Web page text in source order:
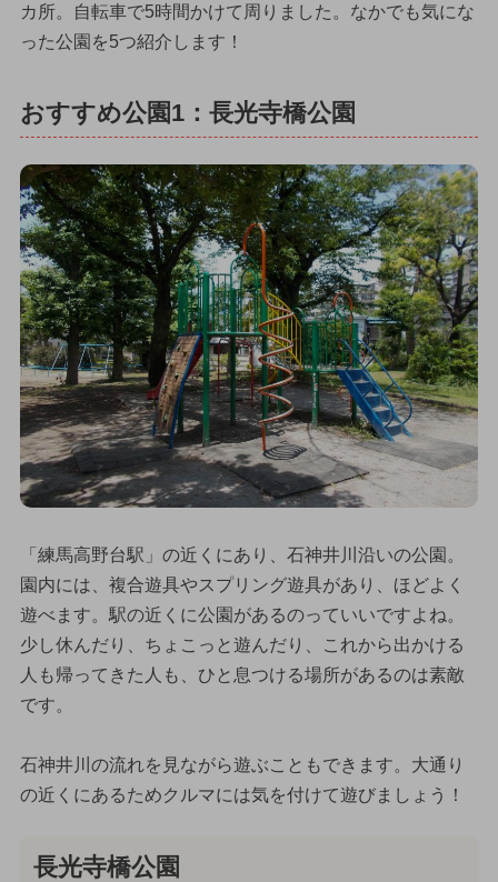
カ所。自転車で5時間かけて周りました。なかでも気にな
った公園を5つ紹介します！
おすすめ公園1：長光寺橋公園
「練馬高野台駅」の近くにあり、石神井川沿いの公園。
園内には、複合遊具やスプリング遊具があり、ほどよく
遊べます。駅の近くに公園があるのっていいですよね。
少し休んだり、ちょこっと遊んだり、これから出かける
人も帰ってきた人も、ひと息つける場所があるのは素敵
です。
石神井川の流れを見ながら遊ぶこともできます。大通り
の近くにあるためクルマには気を付けて遊びましょう！
長光寺橋公園